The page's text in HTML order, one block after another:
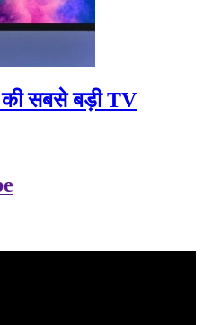
सबसे बड़ी TV